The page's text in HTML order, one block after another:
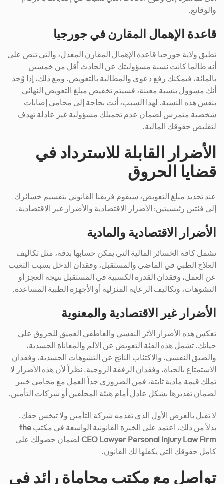
والوقائع.
قاعدة الإهمال المقارن في جورجيا
تطبق ولاية جورجيا قاعدة الإهمال المقارن المعدل، والتي تنص على
أنه طالما كانت نسبة مسؤوليتك عن الحادث أقل من خمسين
بالمائة، فيمكنك رفع دعوى والمطالبة بالتعويض. ومع ذلك، إذا وُجد
أنك مسؤول بنسبة معينة، فسيتم تخفيض مبلغ التعويض النهائي
بنفس هذه النسبة. لهذا السبب، أنت بحاجة إلى محامي إصابات
شخصية متمرس لضمان عدم تحميلك مسؤولية غير عادلة تهدف
لتقليص حقوقك المالية.
الأضرار القابلة للاسترداد في
قضايا الحروق
عند تحديد مبلغ التعويض، سيقوم فريقنا القانوني بتقسيم خسائرك
إلى فئتين رئيسيتين: الأضرار الاقتصادية والأضرار غير الاقتصادية.
الأضرار الاقتصادية والمادية
تشمل كافة الخسائر المالية التي يمكن حسابها بدقة، مثل تكاليف
العلاج الطبي في الماضي والمستقبل، وفقدان الدخل بسبب التغيب
عن العمل، وفقدان القدرة الكسبية في المستقبل نتيجة العجز أو
التشوهات، وتكاليف الرعاية المنزلية أو الأجهزة الطبية المساعدة.
الأضرار غير الاقتصادية والمعنوية
تعكس هذه الأضرار الأثر النفسي والعاطفي العميق للحروق على
حياتك. تشمل هذه الفئة التعويض عن الألم والمعاناة الجسدية،
والضيق النفسي، والاكتئاب الناتج عن التشوهات الجسدية، وفقدان
الاستمتاع بالحياة، وفقدان الرفقة الزوجية. نظراً لأن هذه الأضرار لا
تملك قيمة مادية ثابتة، فمن الضروري جداً العمل مع محامي خبير
لضمان تقديرها بشكل عادل أمام هيئة المحلفين أو شركات التأمين.
لا تقبل بالعرض الأول الذي تقدمه شركة التأمين ولا تبخس حقك.
بدلاً من ذلك، اعتمد على الخبرة القانونية الواسعة في مكتب the
CEO Lawyer Personal Injury Law Firm لضمان حصولك على
كامل حقوقك التي يكفلها لك القانون.
تواصل مع مكتب محاماة رائد في